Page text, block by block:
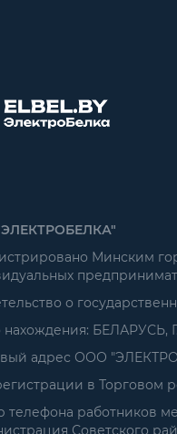
Минским
о
нахождения:
адрес ООО
в Торговом
телефона работников
Советского